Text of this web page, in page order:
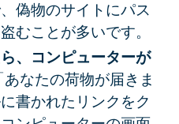
偽物のサイトにパス
むことが多いです。
、コンピューターが
あなたの荷物が届きま
書かれたリンクをク